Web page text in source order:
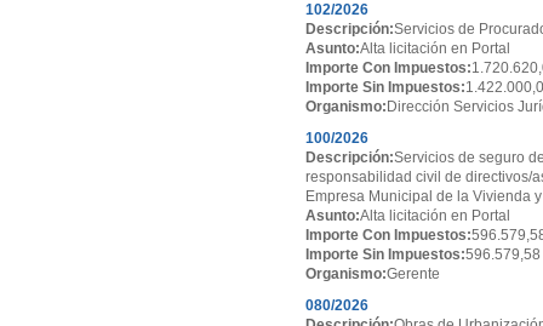
102/2026
Descripción:Servicios de
Asunto:Alta licitación en Portal
Importe Con Impuestos:
Importe Sin Impuestos:
Organismo: Dirección Servicios
100/2026
Descripción:Servicios de seguro
responsabilidad civil de directivos/
Empresa Municipal de la Vivienda
Asunto:Alta licitación en Portal
Importe Con Impuestos:
Importe Sin Impuestos:596.579,58
Organismo:Gerente
080/2026